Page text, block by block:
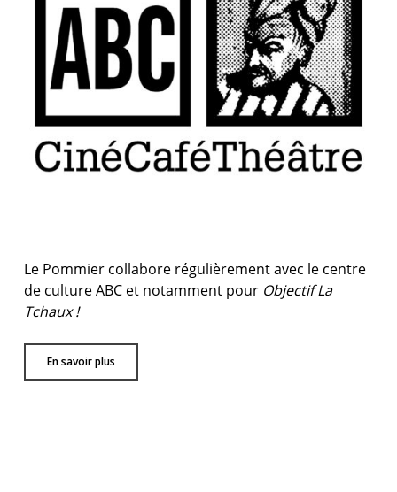
Le Pommier collabore régulièrement avec le centre
de culture ABC et notamment pourObjectif La
Tchaux !
En savoir plus